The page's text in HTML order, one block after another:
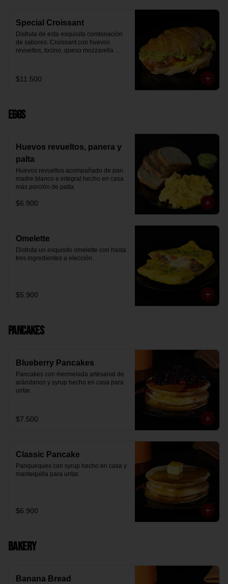
Special Croissant
Disfruta de esta exquisita combinación
de sabores: Croissant con huevos
revueltos, tocino, queso mozzarella
$11.500
Eggs
Huevos revueltos, panera y
palta
Huevos revueltos acompañado de pan
madre blanco e integral hecho en casa
más porción de palta.
$6.900
Omelette
Disfruta un exquisito omelette con hasta
tres ingredientes a elección.
$5.900
Pancakes
Blueberry Pancakes
Pancakes con mermelada artesanal de
arándanos y syrup hecho en casa para
untar.
$7.500
Classic Pancake
Panqueques con syrup hecho en casa y
mantequilla para untar.
$6.900
Bakery
Banana Bread